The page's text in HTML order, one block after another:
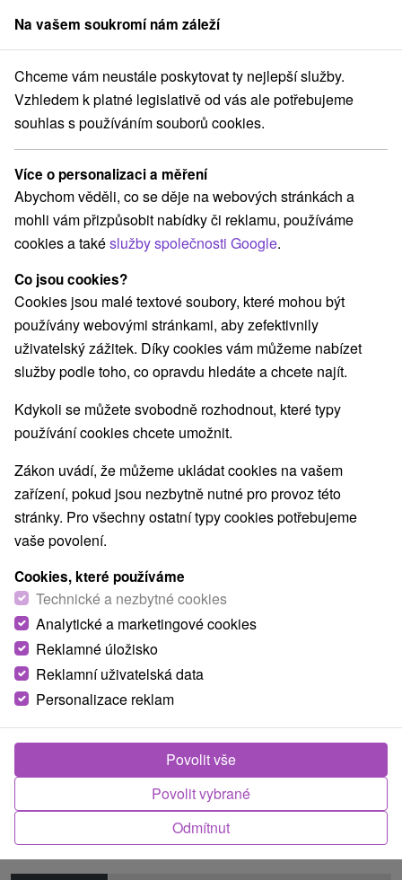
člen skupinySorger
kraj Bojnice Vyhlídková věž Bojnice - Čajka v oblacích
Vyhlídková věž Bojnice - Čajka v
oblacích
Navigovat do místa
Facebook
Google recenze
972 01 BojniceGPS:
N +48° 47' 8.44''
E +18° 33' 54.55''
Turistický region
Stredné Slovensko, Západné Slovensko, Horná Nitra,
Vtáčnik, Strážovské vrchy, Ponitrie, Trenčiansky kraj
Našli jste chybu nebo nám chcete doporučit novou atrakci
Na vašem soukromí nám záleží
Chceme vám neustále poskytovat ty nejlepší služby.
Vzhledem k platné legislativě od vás ale potřebujeme
souhlas s používáním souborů cookies.
Více o personalizaci a měření
Abychom věděli, co se děje na webových stránkách a
mohli vám přizpůsobit nabídky či reklamu, používáme
cookies a takéslužby společnosti Google.
Co jsou cookies?
Cookies jsou malé textové soubory, které mohou být
používány webovými stránkami, aby zefektivnily
uživatelský zážitek. Díky cookies vám můžeme nabízet
služby podle toho, co opravdu hledáte a chcete najít.
Kdykoli se můžete svobodně rozhodnout, které typy
používání cookies chcete umožnit.
Zákon uvádí, že můžeme ukládat cookies na vašem
zařízení, pokud jsou nezbytně nutné pro provoz této
stránky. Pro všechny ostatní typy cookies potřebujeme
vaše povolení.
Cookies, které používáme
Technické a nezbytné cookies
Analytické a marketingové cookies
Reklamné úložisko
Reklamní uživatelská data
Personalizace reklam
Odmítnut
Povolit vybrané
Povolit vše